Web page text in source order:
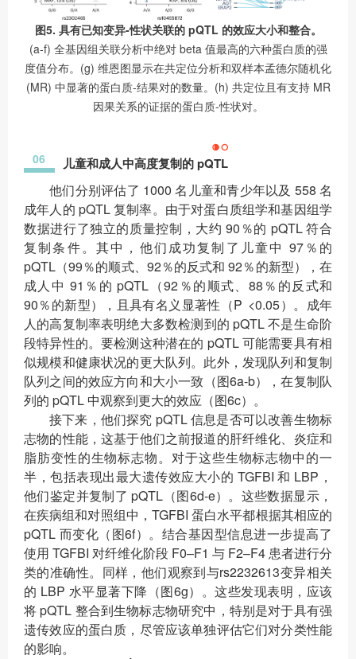
图5. 具有已知变异-性状关联的 pQTL 的效应大小和整合。
(a-f) 全基因组关联分析中绝对 beta 值最高的六种蛋白质的强
度值分布。(g) 维恩图显示在共定位分析和双样本孟德尔随机化
(MR) 中显著的蛋白质-结果对的数量。(h) 共定位且有支持 MR
因果关系的证据的蛋白质-性状对。
06 儿童和成人中高度复制的 pQTL
他们分别评估了 1000 名儿童和青少年以及 558 名
成年人的 pQTL 复制率。由于对蛋白质组学和基因组学
数据进行了独立的质量控制，大约 90％的 pQTL 符合
复制条件。其中，他们成功复制了儿童中 97％的
pQTL（99％的顺式、92％的反式和 92％的新型），在
成人中 91％的 pQTL（92％的顺式、88％的反式和
90％的新型），且具有名义显著性（P <0.05）。成年
人的高复制率表明绝大多数检测到的 pQTL 不是生命阶
段特异性的。要检测这种潜在的 pQTL 可能需要具有相
似规模和健康状况的更大队列。此外，发现队列和复制
队列之间的效应方向和大小一致（图6a-b），在复制队
列的 pQTL 中观察到更大的效应（图6c）。
接下来，他们探究 pQTL 信息是否可以改善生物标
志物的性能，这基于他们之前报道的肝纤维化、炎症和
脂肪变性的生物标志物。对于这些生物标志物中的一
半，包括表现出最大遗传效应大小的 TGFBI 和 LBP，
他们鉴定并复制了 pQTL（图6d-e）。这些数据显示，
在疾病组和对照组中，TGFBI 蛋白水平都根据其相应的
pQTL 而变化（图6f）。结合基因型信息进一步提高了
使用 TGFBI 对纤维化阶段 F0–F1 与 F2–F4 患者进行分
类的准确性。同样，他们观察到与rs2232613变异相关
的 LBP 水平显著下降（图6g）。这些发现表明，应该
将 pQTL 整合到生物标志物研究中，特别是对于具有强
遗传效应的蛋白质，尽管应该单独评估它们对分类性能
的影响。